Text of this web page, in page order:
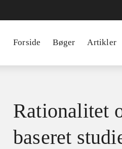
Forside Bøger Artikler
Rationalitet
baseret